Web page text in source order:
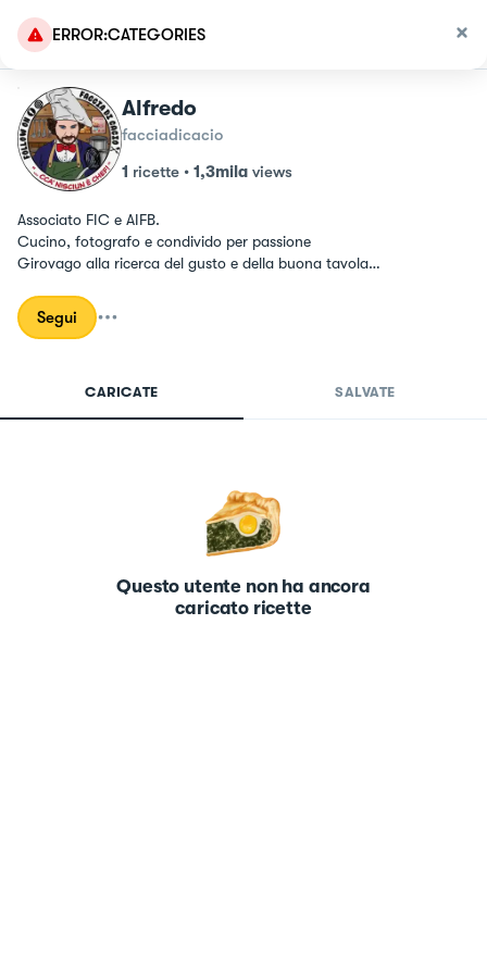
ERROR:CATEGORIES
Alfredo
facciadicacio
1 ricette • 1,3mila views
Associato FIC e AIFB.
Cucino, fotografo e condivido per passione
Girovago alla ricerca del gusto e della buona tavola
Segui
CARICATE SALVATE
Questo utente non ha ancora
caricato ricette